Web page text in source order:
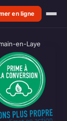
en ligne
en-Laye